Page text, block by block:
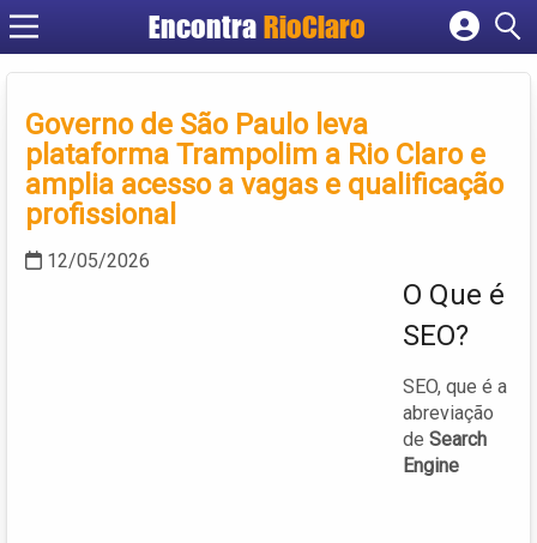
Encontra RioClaro
Cadastrar empresa
Criar conta
Governo de São Paulo leva
plataforma Trampolim a Rio Claro e
amplia acesso a vagas e qualificação
profissional
12/05/2026
O Que é
SEO?
SEO, que é a
abreviação
de Search
Engine